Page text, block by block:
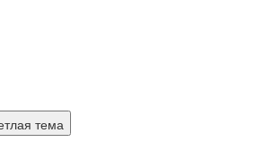
тема